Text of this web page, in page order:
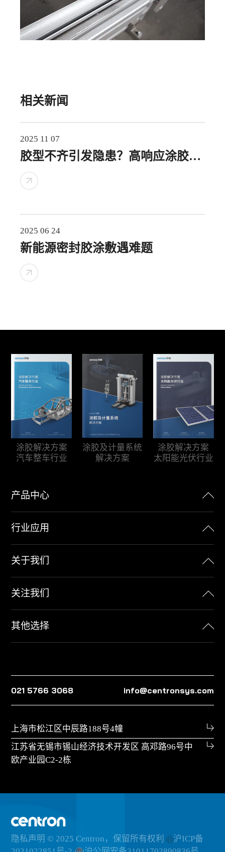
相关新闻
2025 11 07
胶型不齐引发隐患？高响应涂胶系
统实现毫厘无差
2025 06 24
新能源密封胶涂敷遇难题
产品中心
行业应用
关于我们
关注我们
其他选择
涂胶解决方案
汽车整车行业
涂胶及计量系统
解决方案
涂胶解决方案
太阳能光伏行业
021 5766 3068 info@centronsys.com
上海市松江区中辰路188号4幢
江苏省无锡市锡山经济技术开发区 高邓路96号中
欧产业园C2-2栋
隐私声明 © 2025 Centron，保留所有权利
沪ICP备